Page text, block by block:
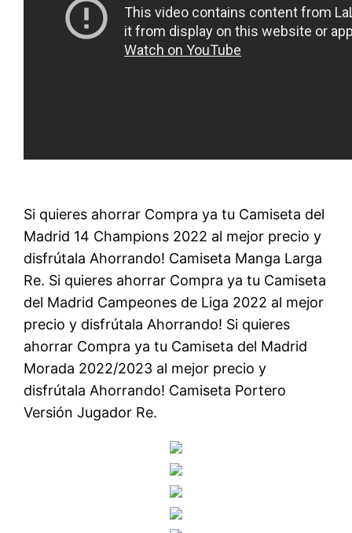
Si quieres ahorrar Compra ya tu Camiseta del
Madrid 14 Champions 2022 al mejor precio y
disfrútala Ahorrando! Camiseta Manga Larga
Re. Si quieres ahorrar Compra ya tu Camiseta
del Madrid Campeones de Liga 2022 al mejor
precio y disfrútala Ahorrando! Si quieres
ahorrar Compra ya tu Camiseta del Madrid
Morada 2022/2023 al mejor precio y
disfrútala Ahorrando! Camiseta Portero
Versión Jugador Re.